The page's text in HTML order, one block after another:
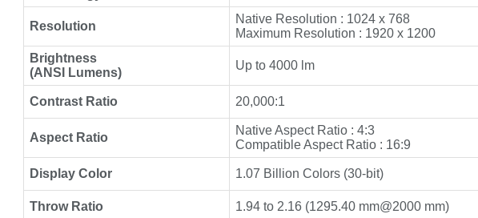
Resolution
Native Resolution : 1024 x 768
Maximum Resolution : 1920 x 1200
Brightness
(ANSI Lumens)
Up to 4000 lm
Contrast Ratio 20,000:1
Aspect Ratio
Native Aspect Ratio : 4:3
Compatible Aspect Ratio : 16:9
Display Color 1.07 Billion Colors (30-bit)
Throw Ratio 1.94 to 2.16 (1295.40 mm@2000 mm)